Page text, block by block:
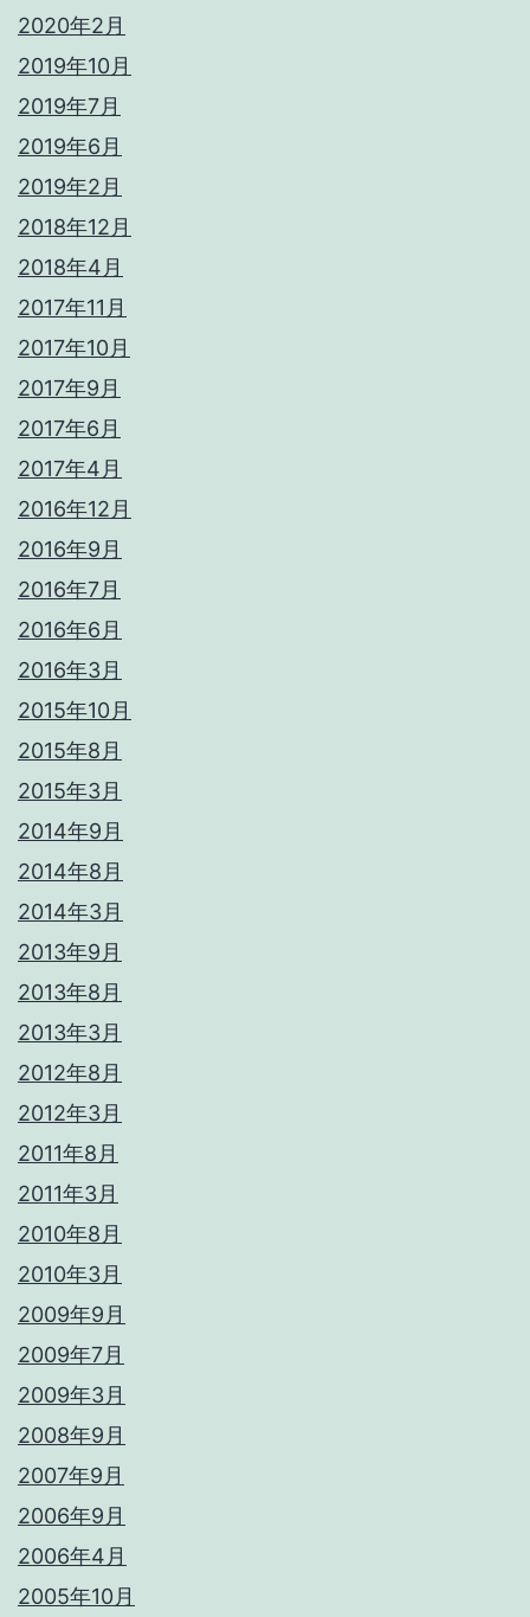
2020年2月
2019年10月
2019年7月
2019年6月
2019年2月
2018年12月
2018年4月
2017年11月
2017年10月
2017年9月
2017年6月
2017年4月
2016年12月
2016年9月
2016年7月
2016年6月
2016年3月
2015年10月
2015年8月
2015年3月
2014年9月
2014年8月
2014年3月
2013年9月
2013年8月
2013年3月
2012年8月
2012年3月
2011年8月
2011年3月
2010年8月
2010年3月
2009年9月
2009年7月
2009年3月
2008年9月
2007年9月
2006年9月
2006年4月
2005年10月